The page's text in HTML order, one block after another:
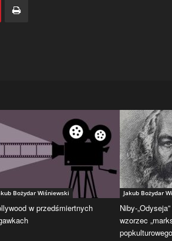
Bożydar Wiśniewski
w przedśmiertnych
Jakub Bożydar
Niby-
wzorzec